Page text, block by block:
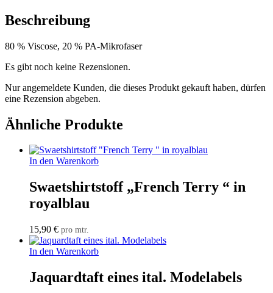
Beschreibung
80 % Viscose, 20 % PA-Mikrofaser
Es gibt noch keine Rezensionen.
Nur angemeldete Kunden, die dieses Produkt gekauft haben, dürfen
eine Rezension abgeben.
Ähnliche Produkte
In den Warenkorb
Swaetshirtstoff „French Terry “ in
royalblau
15,90 € pro mtr.
In den Warenkorb
Jaquardtaft eines ital. Modelabels